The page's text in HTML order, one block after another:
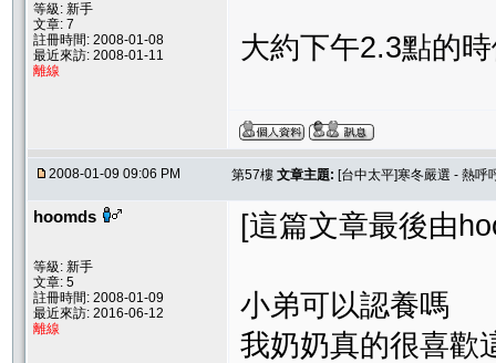
等級: 新手
文章: 7
註冊時間: 2008-01-08
最近來訪: 2008-01-11
離線
大約下午2.3點的
2008-01-09 09:06 PM 第57樓 文章主題: [台中太平]寒冬嚴選 - 熱呼
hoomds
等級: 新手
文章: 5
註冊時間: 2008-01-09
最近來訪: 2016-06-12
離線
[這篇文章最後由
小弟可以認養嗎
我奶奶真的很喜歡